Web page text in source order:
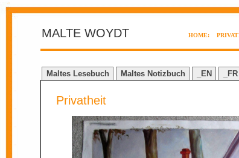
MALTE WOYDT HOME:
Maltes Lesebuch Maltes Notizbuch _EN _FR
Privatheit